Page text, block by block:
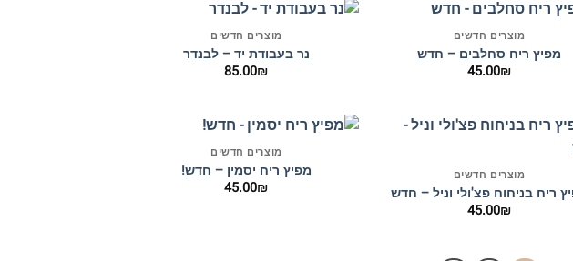
מוצרים חדשים
מפיץ ריח סחלבים – חדש
45.00₪
מוצרים חדשים
נר בעבודת יד – לבנדר
85.00₪
מוצרים חדשים
ריח בניחוח פצ'ולי וניל – חדש
45.00₪
מוצרים חדשים
מפיץ ריח יסמין – חדש!
45.00₪